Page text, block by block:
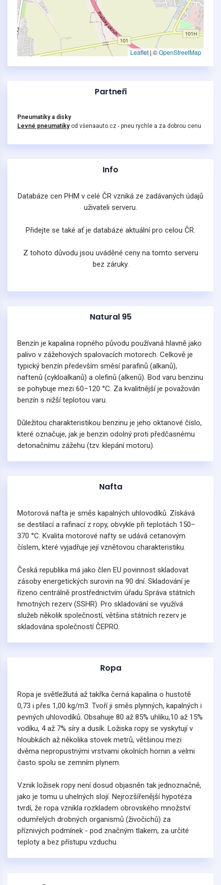
Leaflet|©OpenStreetMap
Partneři
Pneumatiky a disky
Levné pneumatikyod všenaauto.cz - pneu rychle a za dobrou cenu
Info
Databáze cen PHM v celé ČR vzniká ze zadávaných údajů
uživateli serveru.
Přidejte se také ať je databáze aktuální pro celou ČR.
Z tohoto důvodu jsou uváděné ceny na tomto serveru
bez záruky.
Natural 95
Benzín je kapalina ropného původu používaná hlavně jako
palivo v zážehových spalovacích motorech. Celkově je
typický benzín především směsí parafinů (alkanů),
naftenů (cykloalkanů) a olefinů (alkenů). Bod varu benzinu
se pohybuje mezi 60–120 °C. Za kvalitnější je považován
benzín s nižší teplotou varu.
Důležitou charakteristikou benzinu je jeho oktanové číslo,
které označuje, jak je benzin odolný proti předčasnému
detonačnímu zážehu (tzv. klepání motoru).
Nafta
Motorová nafta je směs kapalných uhlovodíků. Získává
se destilací a rafinací z ropy, obvykle při teplotách 150–
370 °C. Kvalita motorové nafty se udává cetanovým
číslem, které vyjadřuje její vznětovou charakteristiku.
Česká republika má jako člen EU povinnost skladovat
zásoby energetických surovin na 90 dní. Skladování je
řízeno centrálně prostřednictvím úřadu Správa státních
hmotných rezerv (SSHR). Pro skladování se využívá
služeb několik společností, většina státních rezerv je
skladována společností ČEPRO.
Ropa
Ropa je světležlutá až takřka černá kapalina o hustotě
0,73 i přes 1,00 kg/m3. Tvoří ji směs plynných, kapalných i
pevných uhlovodíků. Obsahuje 80 až 85% uhlíku,10 až 15%
vodíku, 4 až 7% síry a dusík. Ložiska ropy se vyskytují v
hloubkách až několika stovek metrů, většinou mezi
dvěma nepropustnými vrstvami okolních hornin a velmi
často spolu se zemním plynem.
Vznik ložisek ropy není dosud objasněn tak jednoznačně,
jako je tomu u uhelných slojí. Nejrozšířenější hypotéza
tvrdí, že ropa vznikla rozkladem obrovského množství
odumřelých drobných organismů (živočichů) za
příznivých podmínek - pod značným tlakem, za určité
teploty a bez přístupu vzduchu.